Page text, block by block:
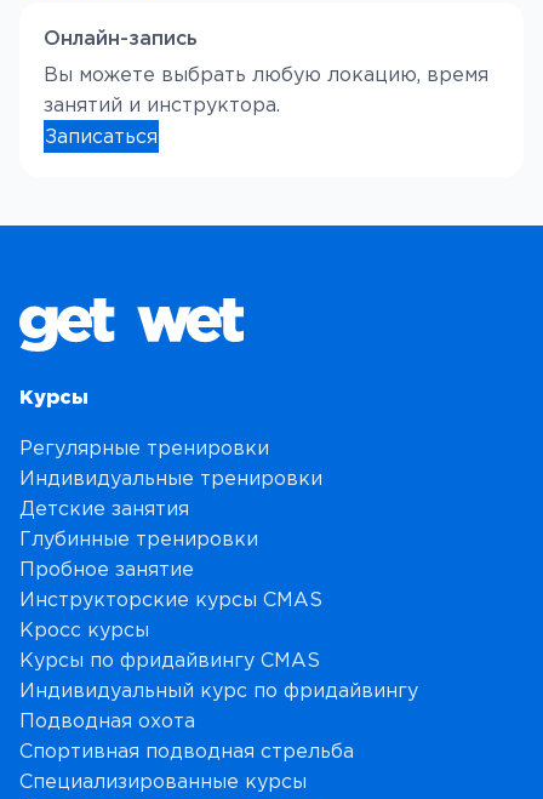
Онлайн-запись
Вы можете выбрать любую локацию, время
занятий и инструктора.
Записаться
Курсы
Регулярные тренировки
Индивидуальные тренировки
Детские занятия
Глубинные тренировки
Пробное занятие
Инструкторские курсы CMAS
Кросс курсы
Курсы по фридайвингу CMAS
Индивидуальный курс по фридайвингу
Подводная охота
Спортивная подводная стрельба
Специализированные курсы